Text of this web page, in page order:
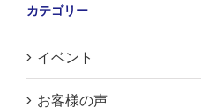
カテゴリー
イベント
お客様の声